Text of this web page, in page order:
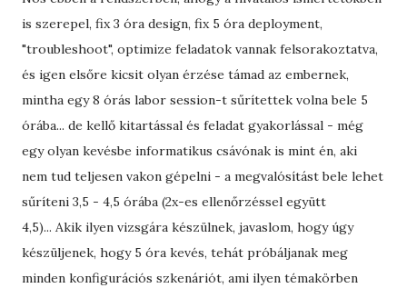
is szerepel, fix 3 óra design, fix 5 óra deployment,
"troubleshoot", optimize feladatok vannak felsorakoztatva,
és igen elsőre kicsit olyan érzése támad az embernek,
mintha egy 8 órás labor session-t sűrítettek volna bele 5
órába... de kellő kitartással és feladat gyakorlással - még
egy olyan kevésbe informatikus csávónak is mint én, aki
nem tud teljesen vakon gépelni - a megvalósítást bele lehet
sűríteni 3,5 - 4,5 órába (2x-es ellenőrzéssel együtt
4,5)... Akik ilyen vizsgára készülnek, javaslom, hogy úgy
készüljenek, hogy 5 óra kevés, tehát próbáljanak meg
minden konfigurációs szkenáriót, ami ilyen témakörben